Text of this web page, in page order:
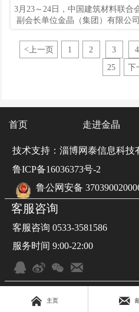
3月23～24日，中国建筑材料联合
副会长单位金晶（集团）有限公
刚陪同。双方围绕加强节能降碳
工作等“双碳”领域的合作，以及
准质量提升等
<上一页 1 2 3 4
25 下
首页 走进金晶
技术支持：淄博网泰信息科技
鲁ICP备16036373号-2
鲁公网安备
客服咨询
客服咨询 0533-3581586
服务时间 9:00-22:00
   
 主页 